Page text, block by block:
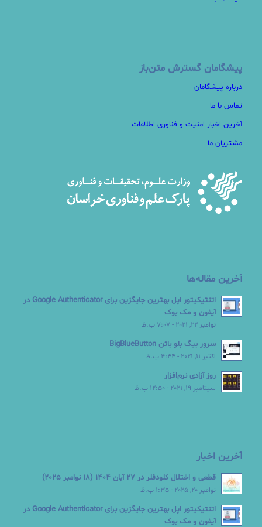
پیشگامان گسترش متن‌باز
درباره پیشگامان
تماس با ما
آخرین اخبار امنیت و فناوری اطلاعات
مشتریان ما
آخرین مقاله‌ها
اتنتیکیتور اپل بهترین جایگزین برای Google Authenticator در
آیفون و مک بوک
نوامبر 22, 2021 - 7:07 ب.ظ
سرور بیگ بلو باتن BigBlueButton
اکتبر 11, 2021 - 4:44 ب.ظ
روز آزادی نرم‌افزار
سپتامبر 19, 2021 - 12:50 ب.ظ
آخرین اخبار
قطعی و اختلال کلودفلر در 27 آبان 1404 (18 نوامبر 2025)
نوامبر 20, 2025 - 1:35 ب.ظ
اتنتیکیتور اپل بهترین جایگزین برای Google Authenticator در
آیفون و مک بوک